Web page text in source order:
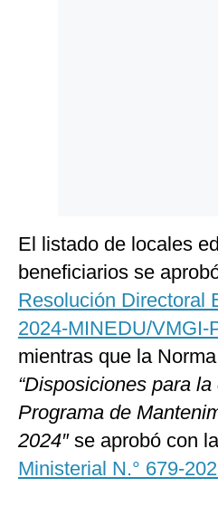
El listado de locales
beneficiarios se
Resolución Directoral
2024-MINEDU/VMGI-
mientras que la
“Disposiciones para
Programa de
2024″ se aprobó con
Ministerial N.° 679-